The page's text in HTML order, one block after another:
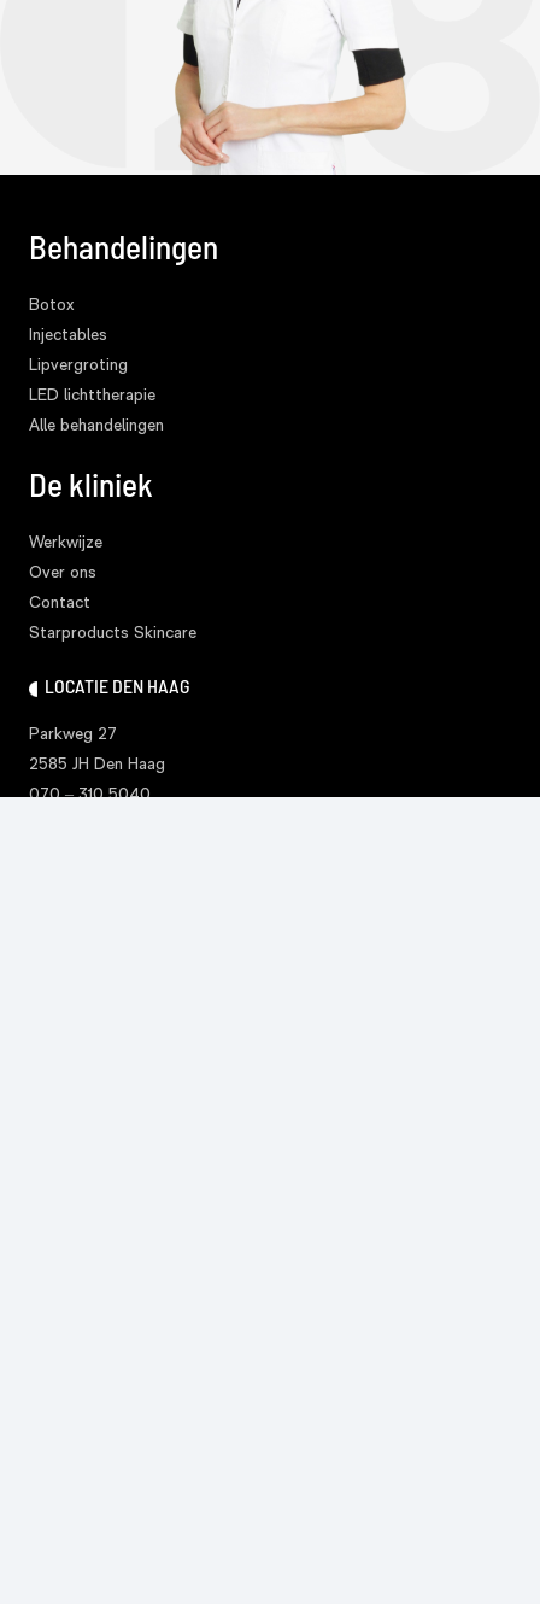
Behandelingen
Botox
Injectables
Lipvergroting
LED lichttherapie
Alle behandelingen
De kliniek
Werkwijze
Over ons
Contact
Starproducts Skincare
LOCATIE DEN HAAG
Parkweg 27
2585 JH Den Haag
070 – 310 5040